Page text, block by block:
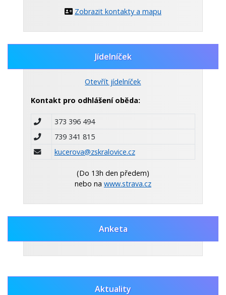
Zobrazit kontakty a mapu
Jídelníček
Otevřít jídelníček
Kontakt pro odhlášení oběda:
373 396 494
739 341 815
kucerova@zskralovice.cz
(Do 13h den předem)
nebo na www.strava.cz
Anketa
Aktuality